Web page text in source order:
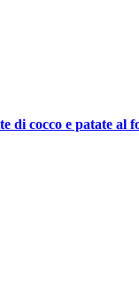
di cocco e patate al